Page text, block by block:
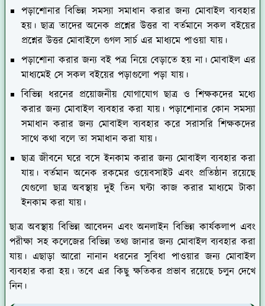
পড়াশোনার বিভিন্ন সমস্যা সমাধান করার জন্য মোবাইল ব্যবহার
হয়। ছাত্র তাদের অনেক প্রশ্নের উত্তর বা বর্তমানে সকল বইয়ের
প্রশ্নের উত্তর মোবাইলে গুগল সার্চ এর মাধ্যমে পাওয়া যায়।
পড়াশোনা করার জন্য বই পত্র নিয়ে বেড়াতে হয় না। মোবাইল এর
মাধ্যমেই সে সকল বইয়ের পড়াগুলো পড়া যায়।
বিভিন্ন ধরনের প্রয়োজনীয় যোগাযোগ ছাত্র ও শিক্ষকদের মধ্যে
করার জন্য মোবাইল ব্যবহার করা যায়। পড়াশোনার কোন সমস্যা
সমাধান করার জন্য মোবাইল ব্যবহার করে সরাসরি শিক্ষকদের
সাথে কথা বলে তা সমাধান করা যায়।
ছাত্র জীবনে ঘরে বসে ইনকাম করার জন্য মোবাইল ব্যবহার করা
যায়। বর্তমান অনেক রকমের ওয়েবসাইট এবং প্রতিষ্ঠান রয়েছে
যেগুলো ছাত্র অবস্থায় দুই তিন ঘন্টা কাজ করার মাধ্যমে টাকা
ইনকাম করা যায়।
ছাত্র অবস্থায় বিভিন্ন আবেদন এবং অনলাইন বিভিন্ন কার্যকলাপ এবং
পরীক্ষা সহ কলেজের বিভিন্ন তথ্য জানার জন্য মোবাইল ব্যবহার করা
যায়। এছাড়া আরো নানান ধরনের সুবিধা পাওয়ার জন্য মোবাইল
ব্যবহার করা হয়। তবে এর কিছু ক্ষতিকর প্রভাব রয়েছে চলুন দেখে
নিন।